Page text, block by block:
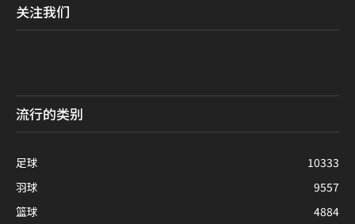
关注我们
流行的类别
足球
10333
羽球
9557
篮球
4884